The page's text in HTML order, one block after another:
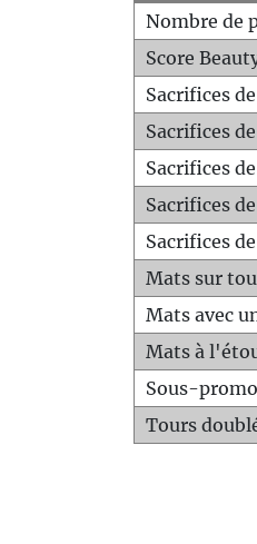
Nombre de
Score
Sacrifices
Sacrifices
Sacrifices
Sacrifices
Sacrifices
Mats sur
Mats avec
Mats à
Sous-
Tours